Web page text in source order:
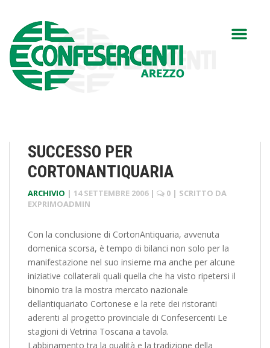
SUCCESSO PER
CORTONANTIQUARIA
ARCHIVIO | 14 SETTEMBRE 2006 | 0 | SCRITTO DA
EXPRIMOADMIN
Con la conclusione di CortonAntiquaria, avvenuta
domenica scorsa, è tempo di bilanci non solo per la
manifestazione nel suo insieme ma anche per alcune
iniziative collaterali quali quella che ha visto ripetersi il
binomio tra la mostra mercato nazionale
dellantiquariato Cortonese e la rete dei ristoranti
aderenti al progetto provinciale di Confesercenti Le
stagioni di Vetrina Toscana a tavola.
Labbinamento tra la qualità e la tradizione della